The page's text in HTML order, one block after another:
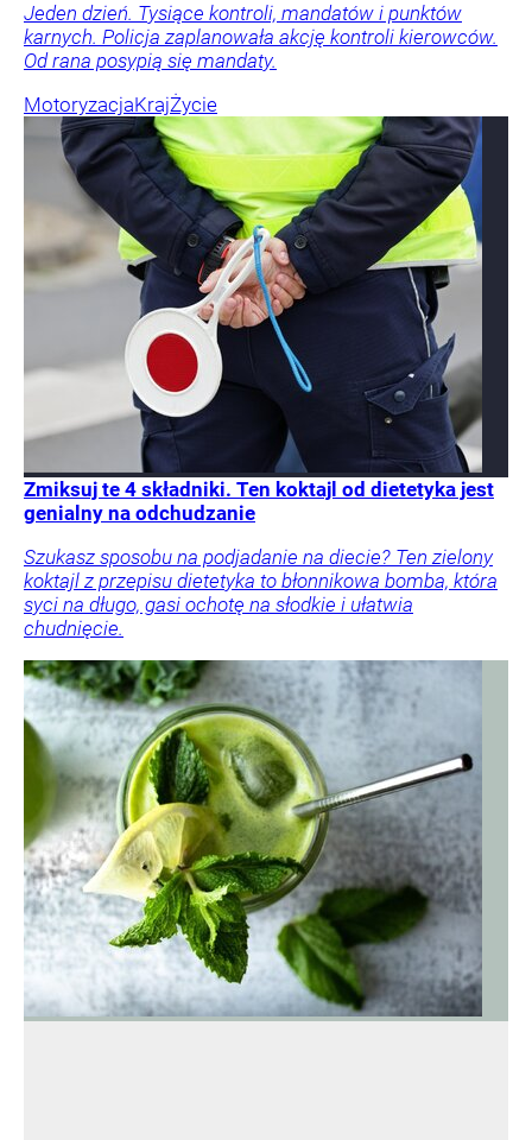
Jeden dzień. Tysiące kontroli, mandatów i punktów
karnych. Policja zaplanowała akcję kontroli kierowców.
Od rana posypią się mandaty.
MotoryzacjaKrajŻycie
Zmiksuj te 4 składniki. Ten koktajl od dietetyka jest
genialny na odchudzanie
Szukasz sposobu na podjadanie na diecie? Ten zielony
koktajl z przepisu dietetyka to błonnikowa bomba, która
syci na długo, gasi ochotę na słodkie i ułatwia
chudnięcie.